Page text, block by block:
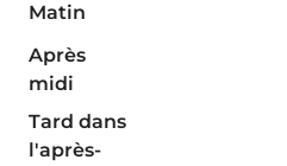
Matin
Après
midi
Tard dans
l'après-